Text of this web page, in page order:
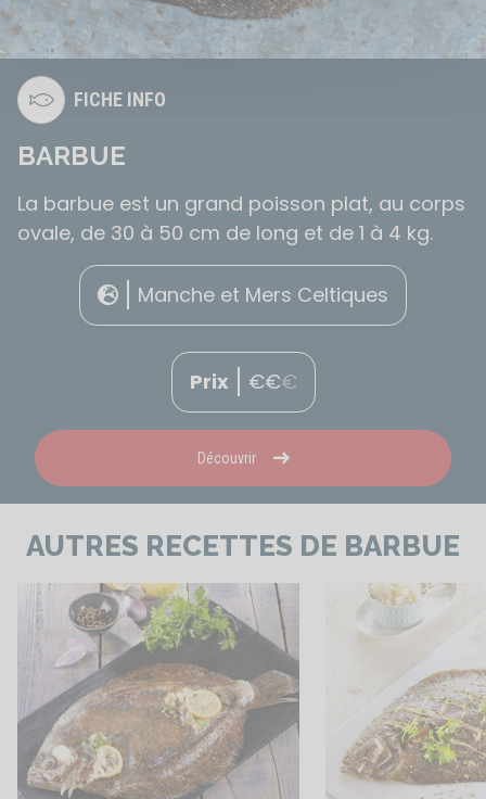
FICHE INFO
BARBUE
La barbue est un grand poisson plat, au corps
ovale, de 30 à 50 cm de long et de 1 à 4 kg.
Manche et Mers Celtiques
Prix €€€
Découvrir
AUTRES RECETTES DE BARBUE